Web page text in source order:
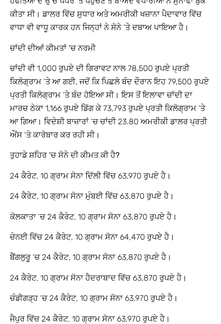
ਕੀਤਾ ਸੀ। ਡਾਲਰ ਵਿੱਚ ਸੁਧਾਰ ਅਤੇ ਅਮਰੀਕੀ ਖਜ਼ਾਨਾ ਪੈਦਾਵਾਰ ਵਿੱਚ
ਵਾਧਾ ਵੀ ਵਾਧੂ ਕਾਰਕ ਹਨ ਜਿਨ੍ਹਾਂ ਨੇ ਸੋਨੇ ‘ਤੇ ਦਬਾਅ ਪਾਇਆ ਹੈ।
ਚਾਂਦੀ ਦੀਆਂ ਕੀਮਤਾਂ ‘ਚ ਨਰਮੀ
ਚਾਂਦੀ ਵੀ 1,000 ਰੁਪਏ ਦੀ ਗਿਰਾਵਟ ਨਾਲ 78,500 ਰੁਪਏ ਪ੍ਰਤੀ
ਕਿਲੋਗ੍ਰਾਮ ‘ਤੇ ਆ ਗਈ, ਜਦੋਂ ਕਿ ਪਿਛਲੇ ਬੰਦ ਦੌਰਾਨ ਇਹ 79,500 ਰੁਪਏ
ਪ੍ਰਤੀ ਕਿਲੋਗ੍ਰਾਮ ‘ਤੇ ਬੰਦ ਹੋਇਆ ਸੀ। ਇਸ ਤੋਂ ਇਲਾਵਾ ਚਾਂਦੀ ਦਾ
ਮਾਰਚ ਠੇਕਾ 1,166 ਰੁਪਏ ਡਿੱਗ ਕੇ 73,793 ਰੁਪਏ ਪ੍ਰਤੀ ਕਿਲੋਗ੍ਰਾਮ ‘ਤੇ
ਆ ਗਿਆ। ਵਿਦੇਸ਼ੀ ਬਾਜ਼ਾਰਾਂ ‘ਚ ਚਾਂਦੀ 23.80 ਅਮਰੀਕੀ ਡਾਲਰ ਪ੍ਰਤੀ
ਔਂਸ ‘ਤੇ ਕਾਰੋਬਾਰ ਕਰ ਰਹੀ ਸੀ।
ਤੁਹਾਡੇ ਸ਼ਹਿਰ ‘ਚ ਸੋਨੇ ਦੀ ਕੀਮਤ ਕੀ ਹੈ?
24 ਕੈਰੇਟ, 10 ਗ੍ਰਾਮ ਸੋਨਾ ਦਿੱਲੀ ਵਿੱਚ 63,970 ਰੁਪਏ ਹੈ।
24 ਕੈਰੇਟ, 10 ਗ੍ਰਾਮ ਸੋਨਾ ਮੁੰਬਈ ਵਿੱਚ 63,870 ਰੁਪਏ ਹੈ।
ਕੋਲਕਾਤਾ ‘ਚ 24 ਕੈਰੇਟ, 10 ਗ੍ਰਾਮ ਸੋਨਾ 63,870 ਰੁਪਏ ਹੈ।
ਚੇਨਈ ਵਿੱਚ 24 ਕੈਰੇਟ, 10 ਗ੍ਰਾਮ ਸੋਨਾ 64,470 ਰੁਪਏ ਹੈ।
ਬੈਂਗਲੁਰੂ ‘ਚ 24 ਕੈਰੇਟ, 10 ਗ੍ਰਾਮ ਸੋਨਾ 63,870 ਰੁਪਏ ਹੈ।
24 ਕੈਰੇਟ, 10 ਗ੍ਰਾਮ ਸੋਨਾ ਹੈਦਰਾਬਾਦ ਵਿੱਚ 63,870 ਰੁਪਏ ਹੈ।
ਚੰਡੀਗੜ੍ਹ ‘ਚ 24 ਕੈਰੇਟ, 10 ਗ੍ਰਾਮ ਸੋਨਾ 63,970 ਰੁਪਏ ਹੈ।
ਜੈਪੁਰ ਵਿੱਚ 24 ਕੈਰੇਟ, 10 ਗ੍ਰਾਮ ਸੋਨਾ 63,970 ਰੁਪਏ ਹੈ।